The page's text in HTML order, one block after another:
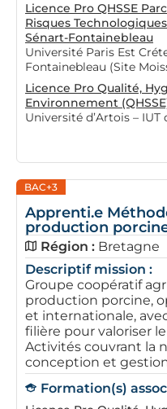
Licence Pro QHSSE
Risques
Sénart-Fontainebleau
Université Paris Est
Fontainebleau (Site
Licence Pro Qualité,
Environnement
Université d’Artois – IUT
BAC+3
Apprenti.e
production
Région : Bretagne
Descriptif mission :
Groupe coopératif
production porcine,
et internationale,
filière pour valoriser
Activités couvrant la
conception et
Formation(s)